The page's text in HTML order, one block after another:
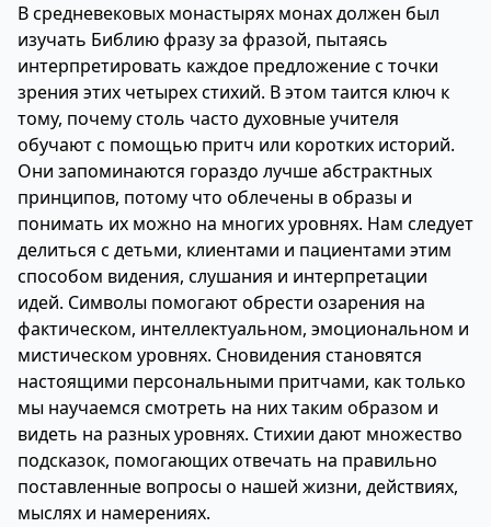
В средневековых монастырях монах должен был
изучать Библию фразу за фразой, пытаясь
интерпретировать каждое предложение с точки
зрения этих четырех стихий. В этом таится ключ к
тому, почему столь часто духовные учителя
обучают с помощью притч или коротких историй.
Они запоминаются гораздо лучше абстрактных
принципов, потому что облечены в образы и
понимать их можно на многих уровнях. Нам следует
делиться с детьми, клиентами и пациентами этим
способом видения, слушания и интерпретации
идей. Символы помогают обрести озарения на
фактическом, интеллектуальном, эмоциональном и
мистическом уровнях. Сновидения становятся
настоящими персональными притчами, как только
мы научаемся смотреть на них таким образом и
видеть на разных уровнях. Стихии дают множество
подсказок, помогающих отвечать на правильно
поставленные вопросы о нашей жизни, действиях,
мыслях и намерениях.